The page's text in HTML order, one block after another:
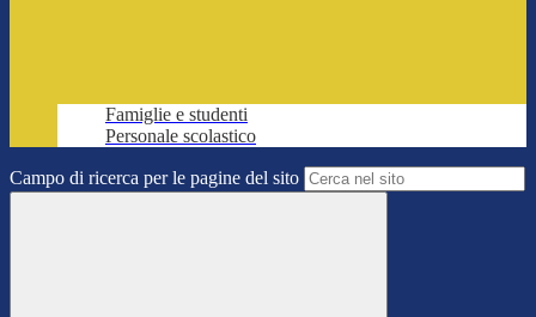
Famiglie e studenti
Personale scolastico
Campo di ricerca per le pagine del sito